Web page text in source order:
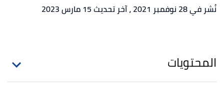
نُشر في 28 نوفمبر 2021
، آخر تحديث 15 مارس 2023
المحتويات